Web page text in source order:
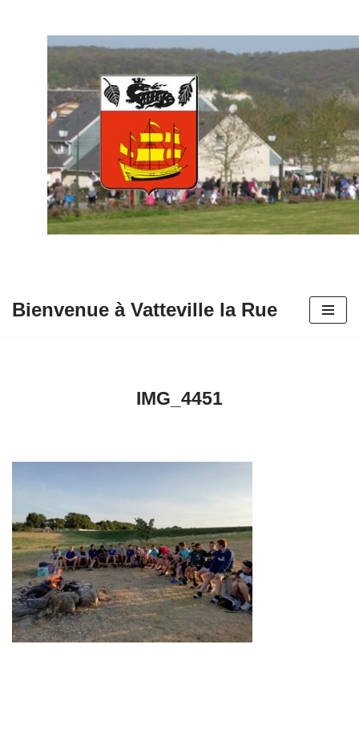
contenu
Bienvenue à Vatteville la Rue
IMG_4451